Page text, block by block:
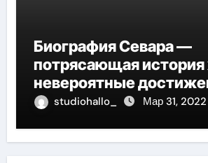
Биография Севара —
потрясающая история
невероятные
studiohallo_ Мар 31, 2022